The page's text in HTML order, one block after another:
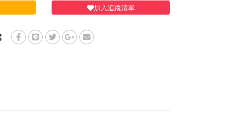
加入追蹤清單